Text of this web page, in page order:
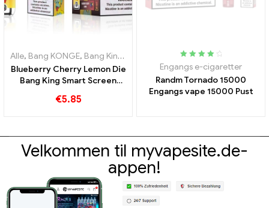
Alle, Bang KONGE, Bang King Smart skærm 15000 Puff ,
Blueberry Cherry Lemon Die
Bang King Smart Screen
over en innovativ e-cigaret
€5.85
Engangs e-cigaretter
Randm Tornado 15000
Engangs vape 15000 Pust
Velkommen til myvapesite.de-
appen!